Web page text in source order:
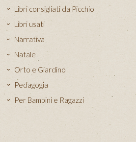
Libri consigliati da Picchio
Libri usati
Narrativa
Natale
Orto e Giardino
Pedagogia
Per Bambini e Ragazzi